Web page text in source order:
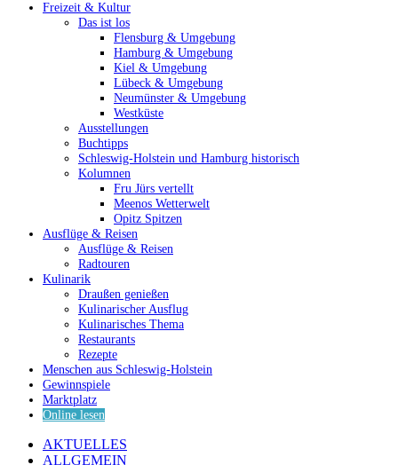
Freizeit & Kultur
Das ist los
Flensburg & Umgebung
Hamburg & Umgebung
Kiel & Umgebung
Lübeck & Umgebung
Neumünster & Umgebung
Westküste
Ausstellungen
Buchtipps
Schleswig-Holstein und Hamburg historisch
Kolumnen
Fru Jürs vertellt
Meenos Wetterwelt
Opitz Spitzen
Ausflüge & Reisen
Ausflüge & Reisen
Radtouren
Kulinarik
Draußen genießen
Kulinarischer Ausflug
Kulinarisches Thema
Restaurants
Rezepte
Menschen aus Schleswig-Holstein
Gewinnspiele
Marktplatz
Online lesen
AKTUELLES
ALLGEMEIN